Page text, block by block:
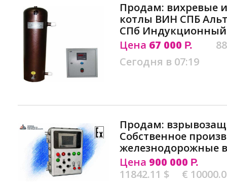
Продам: вихревые
котлы ВИН СПБ
СПб
Цена 67 000 Р.
Сегодня в 07:19
Продам:
Собственное
железнодорожные
Цена 900 000 Р.
11842.11 $
€